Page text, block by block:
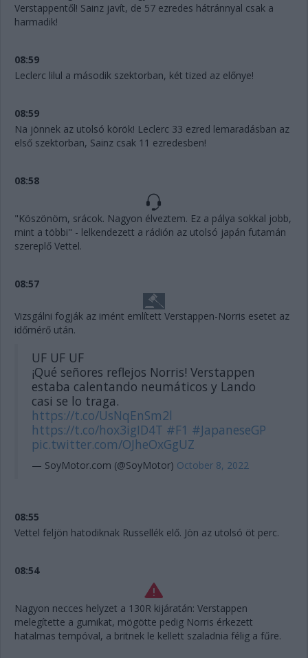
Verstappentől! Sainz javít, de 57 ezredes hátránnyal csak a
harmadik!
08:59
Leclerc lilul a második szektorban, két tized az előnye!
08:59
Na jönnek az utolsó körök! Leclerc 33 ezred lemaradásban az
első szektorban, Sainz csak 11 ezredesben!
08:58
"Köszönöm, srácok. Nagyon élveztem. Ez a pálya sokkal jobb,
mint a többi" - lelkendezett a rádión az utolsó japán futamán
szereplő Vettel.
08:57
Vizsgálni fogják az imént említett Verstappen-Norris esetet az
időmérő után.
UF UF UF
¡Qué señores reflejos Norris! Verstappen
estaba calentando neumáticos y Lando
casi se lo traga.
https://t.co/UsNqEnSm2l
https://t.co/hox3igID4T #F1 #JapaneseGP
pic.twitter.com/OJheOxGgUZ
— SoyMotor.com (@SoyMotor) October 8, 2022
08:55
Vettel feljön hatodiknak Russellék elő. Jön az utolsó öt perc.
08:54
Nagyon necces helyzet a 130R kijáratán: Verstappen
melegítette a gumikat, mögötte pedig Norris érkezett
hatalmas tempóval, a britnek le kellett szaladnia félig a fűre.